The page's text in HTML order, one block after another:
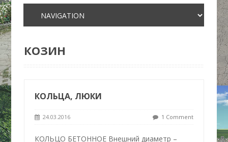
КОЗИН
КОЛЬЦА, ЛЮКИ
24.03.2016 1 Comment
КОЛЬЦО БЕТОННОЕ Внешний диаметр –